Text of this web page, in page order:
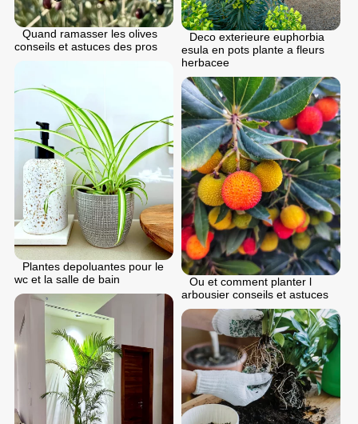
Quand ramasser les olives
conseils et astuces des pros
Deco exterieure euphorbia
esula en pots plante a fleurs
herbacee
Plantes depoluantes pour le
wc et la salle de bain
Ou et comment planter l
arbousier conseils et astuces